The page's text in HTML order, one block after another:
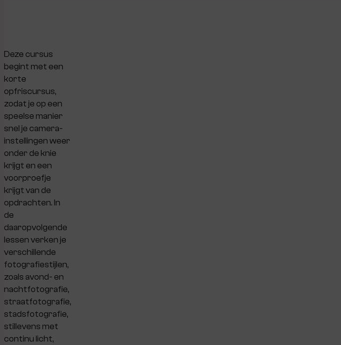
Deze cursus
begint met een
korte
opfriscursus,
zodat je op een
speelse manier
snel je camera-
instellingen weer
onder de knie
krijgt en een
voorproefje
krijgt van de
opdrachten. In
de
daaropvolgende
lessen verken je
verschillende
fotografiestijlen,
zoals avond- en
nachtfotografie,
straatfotografie,
stadsfotografie,
stillevens met
continu licht,